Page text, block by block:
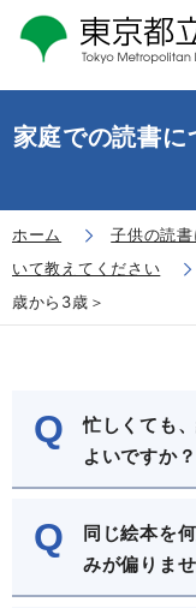
家庭での読書
ホーム 子供の読
いて教えてください
歳から3歳＞
Q
忙しくても
よいですか？
Q
同じ絵本を
みが偏りま